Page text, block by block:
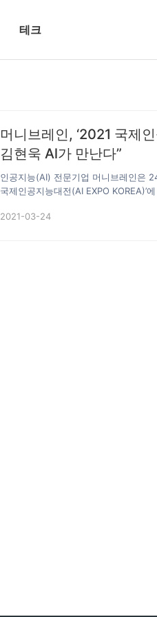
테크
머니브레인, ‘2021 국제
김현욱 Al가 만난다”
인공지능(AI) 전문기업 머니브레인은
국제인공지능대전(AI EXPO KOREA)’
루션, 비즈니스 모델, 국내외 기업 비즈
2021-03-24